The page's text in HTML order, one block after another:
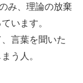
み、理論の放棄
います。
言葉を聞いた
う人。